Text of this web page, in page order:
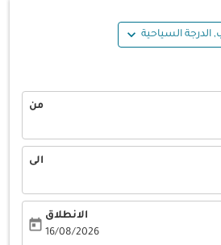
expand_more
من
الى
الانطلاق
16/08/2026
today